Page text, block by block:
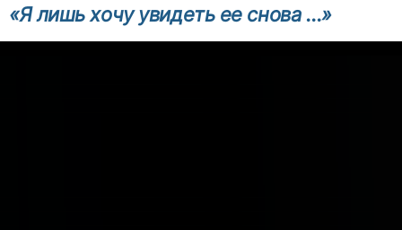
«Я лишь хочу увидеть ее снова …»